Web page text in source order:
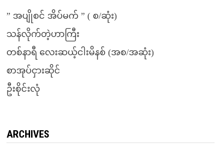
” အပျိုစင် အိပ်မက် ” ( စ/ဆုံး)
သန်လိုက်တဲ့ဟာကြီး
တစ်နာရီ လေးဆယ့်ငါးမိနစ် (အစ/အဆုံး)
စာအုပ်ငှားဆိုင်
ဦးစိုင်းလုံ
ARCHIVES